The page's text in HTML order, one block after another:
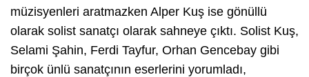
müzisyenleri aratmazken Alper Kuş ise gönüllü
olarak solist sanatçı olarak sahneye çıktı. Solist Kuş,
Selami Şahin, Ferdi Tayfur, Orhan Gencebay gibi
birçok ünlü sanatçının eserlerini yorumladı,